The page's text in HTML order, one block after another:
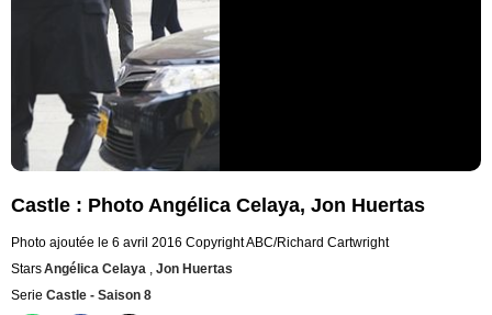
Castle : Photo Angélica Celaya, Jon Huertas
Photo ajoutée le 6 avril 2016 Copyright ABC/Richard Cartwright
StarsAngélica Celaya , Jon Huertas
Serie Castle - Saison 8